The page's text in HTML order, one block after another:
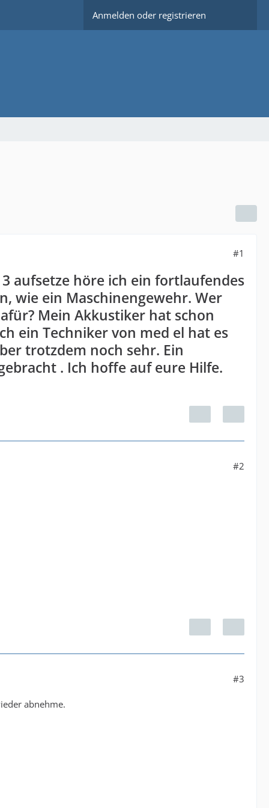
Anmelden oder registrieren
#1
aufsetze höre ich ein fortlaufendes
wie ein Maschinengewehr. Wer
Mein Akkustiker hat schon
ein Techniker von med el hat es
trotzdem noch sehr. Ein
. Ich hoffe auf eure Hilfe.
#2
#3
abnehme.